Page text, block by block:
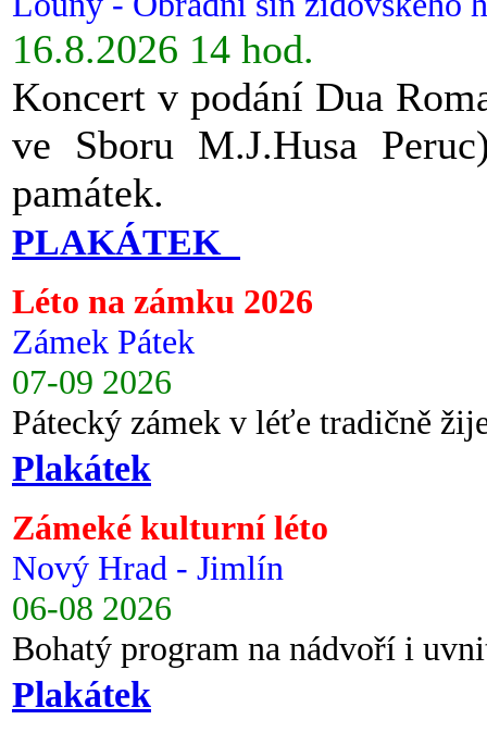
16.8.2026 14 hod.
Koncert v podání Dua
ve Sboru M.J.Husa
památek.
PLAKÁTEK
Léto na zámku 2026
Zámek Pátek
07-09 2026
Pátecký zámek v léťe tradičně
Plakátek
Zámeké kulturní léto
Nový Hrad - Jimlín
06-08 2026
Bohatý program na nádvoří i
Plakátek